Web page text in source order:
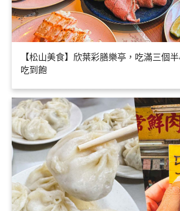
【松山美食】欣葉彩膳樂亭，吃滿三個
吃到飽